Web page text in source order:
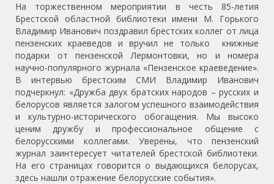
На торжественном мероприятии в честь 85-летия
Брестской областной библиотеки имени М. Горького
Владимир Иванович поздравил брестских коллег от лица
пензенских краеведов и вручил не только книжные
подарки от пензенской Лермонтовки, но и номера
научно-популярного журнала «Пензенское краеведение».
В интервью брестским СМИ Владимир Иванович
подчеркнул: «Дружба двух братских народов – русских и
белорусов является залогом успешного взаимодействия
и культурно-исторического обогащения. Мы высоко
ценим дружбу и профессиональное общение с
белорусскими коллегами. Уверены, что пензенский
журнал заинтересует читателей брестской библиотеки.
На его страницах говорится о выдающихся белорусах,
здесь нашли отражение белорусские события».